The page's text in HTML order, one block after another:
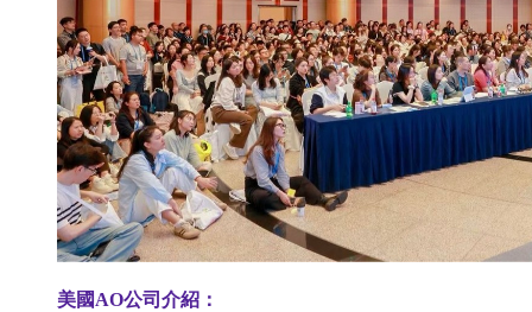
美國AO公司介紹：